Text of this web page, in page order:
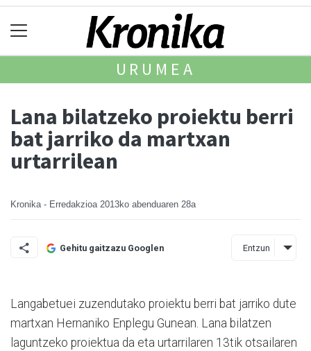
URUMEA
Lana bilatzeko proiektu berri
bat jarriko da martxan
urtarrilean
Kronika - Erredakzioa 2013ko abenduaren 28a
Gehitu gaitzazu Googlen Entzun
Langabetuei zuzen­du­tako proiektu berri bat jarri­ko dute
martxan Hernani­ko Enplegu Gunean. Lana bilatzen
laguntzeko proiek­tua da eta urtarrilaren 13tik otsailaren